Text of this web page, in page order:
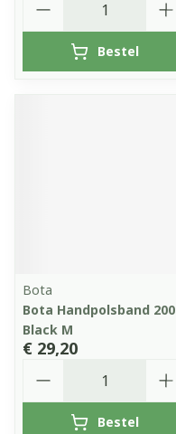
Bestel
Bota
Bota Handpolsband 200
Black M
€ 29,20
Bestel